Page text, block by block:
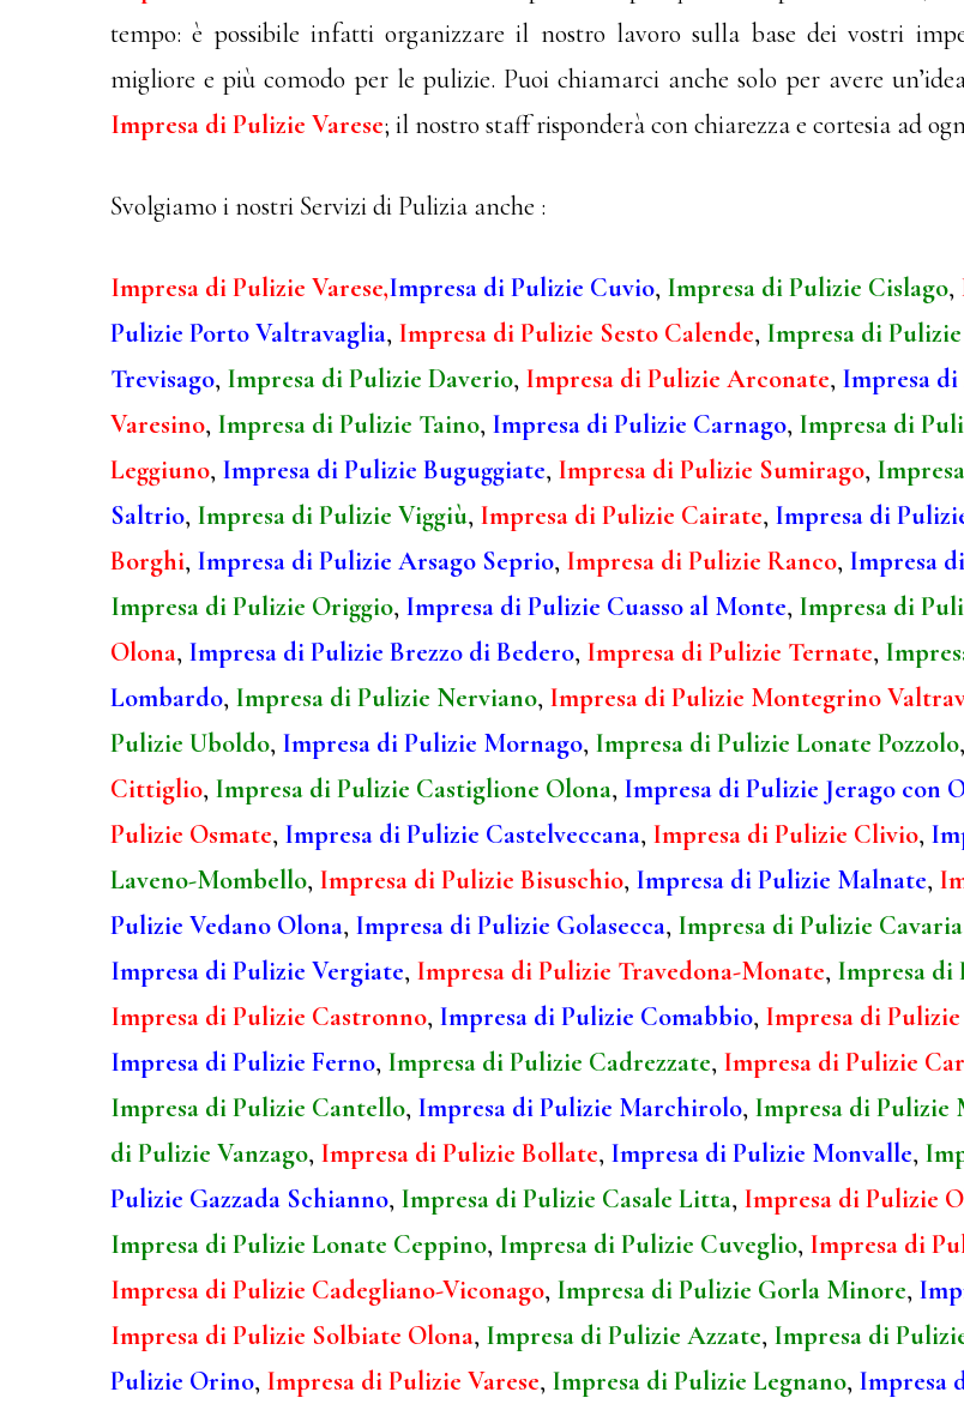
tempo: è possibile infatti organizzare il nostro lavoro sulla base dei vostri
migliore e più comodo per le pulizie. Puoi chiamarci anche solo per avere
Impresa di Pulizie Varese; il nostro staff risponderà con chiarezza e cortesia ad
Svolgiamo i nostri Servizi di Pulizia anche :
Impresa di Pulizie Varese,Impresa di Pulizie Cuvio, Impresa di Pulizie Cislago,
Pulizie Porto Valtravaglia, Impresa di Pulizie Sesto Calende, Impresa di
Trevisago, Impresa di Pulizie Daverio, Impresa di Pulizie Arconate, Impresa
Varesino, Impresa di Pulizie Taino, Impresa di Pulizie Carnago, Impresa di
Leggiuno, Impresa di Pulizie Buguggiate, Impresa di Pulizie Sumirago,
Saltrio, Impresa di Pulizie Viggiù, Impresa di Pulizie Cairate, Impresa di
Borghi, Impresa di Pulizie Arsago Seprio, Impresa di Pulizie Ranco, Impresa
Impresa di Pulizie Origgio, Impresa di Pulizie Cuasso al Monte, Impresa di
Olona, Impresa di Pulizie Brezzo di Bedero, Impresa di Pulizie Ternate,
Lombardo, Impresa di Pulizie Nerviano, Impresa di Pulizie Montegrino
Pulizie Uboldo, Impresa di Pulizie Mornago, Impresa di Pulizie Lonate Pozzolo,
Cittiglio, Impresa di Pulizie Castiglione Olona, Impresa di Pulizie Jerago con
Pulizie Osmate, Impresa di Pulizie Castelveccana, Impresa di Pulizie Clivio,
Laveno-Mombello, Impresa di Pulizie Bisuschio, Impresa di Pulizie Malnate,
Pulizie Vedano Olona, Impresa di Pulizie Golasecca, Impresa di Pulizie
Impresa di Pulizie Vergiate, Impresa di Pulizie Travedona-Monate, Impresa di
Impresa di Pulizie Castronno, Impresa di Pulizie Comabbio, Impresa di
Impresa di Pulizie Ferno, Impresa di Pulizie Cadrezzate, Impresa di Pulizie
Impresa di Pulizie Cantello, Impresa di Pulizie Marchirolo, Impresa di Pulizie
di Pulizie Vanzago, Impresa di Pulizie Bollate, Impresa di Pulizie Monvalle,
Pulizie Gazzada Schianno, Impresa di Pulizie Casale Litta, Impresa di Pulizie
Impresa di Pulizie Lonate Ceppino, Impresa di Pulizie Cuveglio, Impresa di
Impresa di Pulizie Cadegliano-Viconago, Impresa di Pulizie Gorla Minore,
Impresa di Pulizie Solbiate Olona, Impresa di Pulizie Azzate, Impresa di
Pulizie Orino, Impresa di Pulizie Varese, Impresa di Pulizie Legnano, Impresa